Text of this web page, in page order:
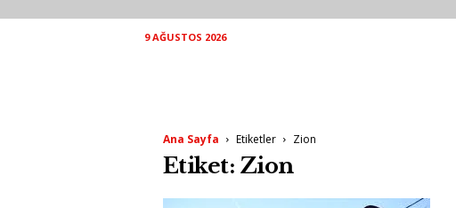
9 AĞUSTOS 2026
Ana Sayfa Etiketler Zion
Etiket: Zion